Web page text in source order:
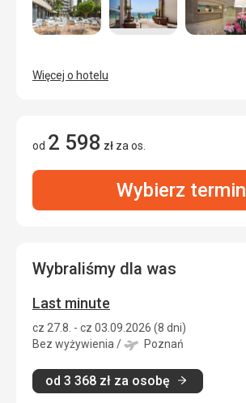
Więcej o hotelu
od 2 598 zł za os.
Wybierz termin
Wybraliśmy dla was
Last minute
cz 27.8. - cz 03.09.2026 (8 dni)
Bez wyżywienia/ Poznań
od 3 368 zł za osobę